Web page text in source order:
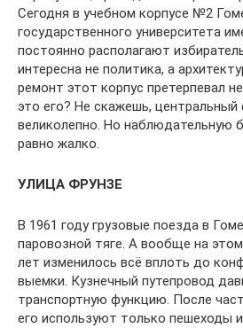
Сегодня в учебном кор­пусе №2
государственного универ­ситета
постоянно рас­полагают
инте­ресна не политика, а
ремонт этот корпус претерпевал
это его? Не скажешь,
великолепно. Но наблюдательную
равно жалко.
УЛИЦА ФРУНЗЕ
В 1961 году грузовые поезда в
паровозной тяге. А вообще на
лет изменилось всё вплоть до
выемки. Кузнечный путепровод
транспортную функ­цию. После
его используют только пешеходы